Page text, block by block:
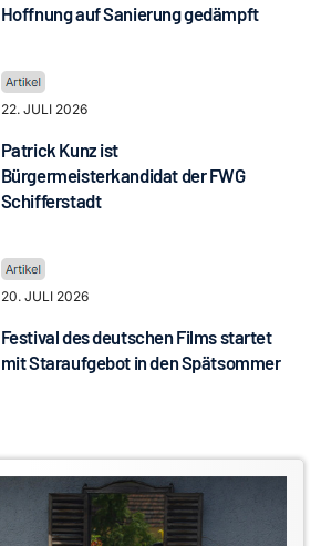
Hoffnung auf Sanierung gedämpft
22. JULI 2026
Patrick Kunz ist
Bürgermeisterkandidat der FWG
Schifferstadt
20. JULI 2026
Festival des deutschen Films startet
mit Staraufgebot in den Spätsommer